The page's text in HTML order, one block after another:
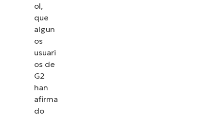
ol,
que
algun
os
usuari
os de
G2
han
afirma
do